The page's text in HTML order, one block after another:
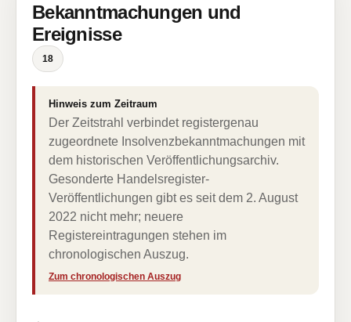
Bekanntmachungen und
Ereignisse
18
Hinweis zum Zeitraum
Der Zeitstrahl verbindet registergenau
zugeordnete Insolvenzbekanntmachungen mit
dem historischen Veröffentlichungsarchiv.
Gesonderte Handelsregister-
Veröffentlichungen gibt es seit dem 2. August
2022 nicht mehr; neuere
Registereintragungen stehen im
chronologischen Auszug.
Zum chronologischen Auszug